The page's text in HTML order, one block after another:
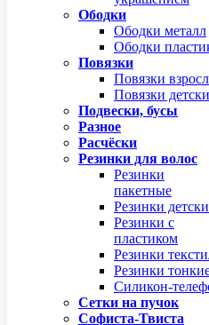
Ободки
Ободки металл
Ободки
Повязки
Повязки
Повязки
Подвески, бусы
Разное
Расчёски
Резинки для волос
Резинки
пакетные
Резинки
Резинки с
пластиком
Резинки
Резинки
Силикон-
Сетки на пучок
Софиста-Твиста